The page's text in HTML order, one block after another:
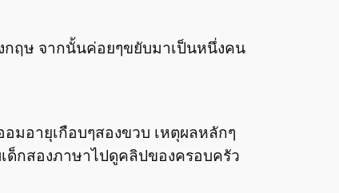
กฤษ จากนั้นค่อยๆขยับมาเป็นหนึ่งคน
มอายุเกือบๆสองขวบ เหตุผลหลักๆ
ด็กสองภาษาไปดูคลิปของครอบครัว